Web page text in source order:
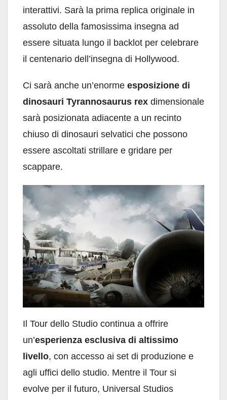
interattivi. Sarà la prima replica originale in
assoluto della famosissima insegna ad
essere situata lungo il backlot per celebrare
il centenario dell’insegna di Hollywood.
Ci sarà anche un’enorme esposizione di
dinosauri Tyrannosaurus rex dimensionale
sarà posizionata adiacente a un recinto
chiuso di dinosauri selvatici che possono
essere ascoltati strillare e gridare per
scappare.
Il Tour dello Studio continua a offrire
un’esperienza esclusiva di altissimo
livello, con accesso ai set di produzione e
agli uffici dello studio. Mentre il Tour si
evolve per il futuro, Universal Studios